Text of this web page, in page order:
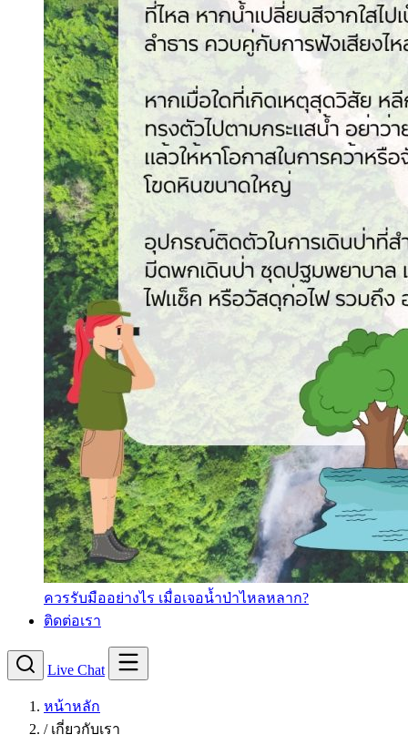
ควรรับมืออย่างไร เมื่อเจอน้ำป่าไหลหลาก?
ติดต่อเรา
Live Chat
หน้าหลัก
/ เกี่ยวกับเรา